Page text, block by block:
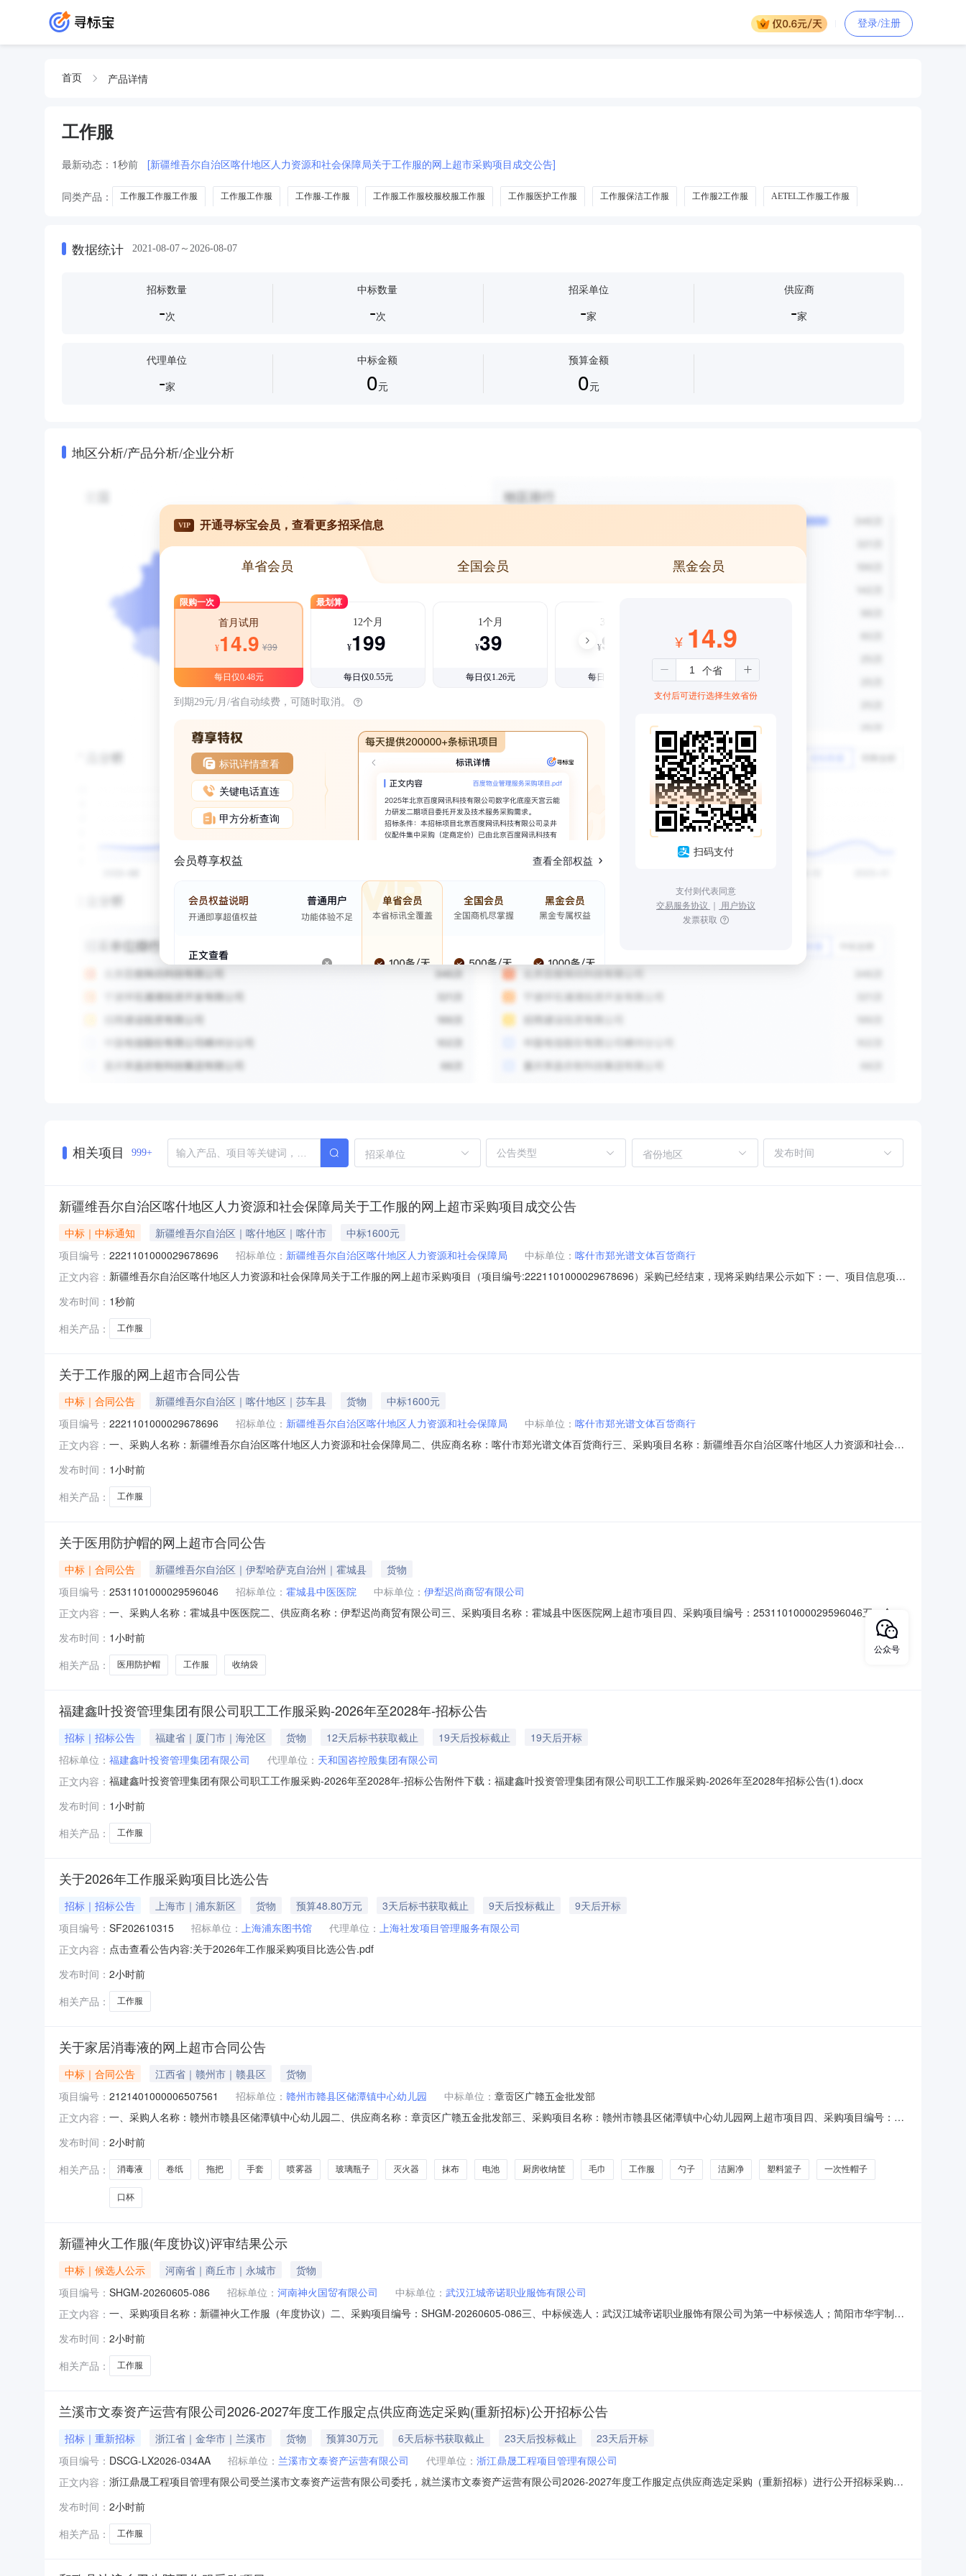
登录/注册
首页 产品详情
工作服
最新动态： 1秒前 [新疆维吾尔自治区喀什地区人力资源和社会保障局关于工作服的网上超市采购项目成交公告]
同类产品： 工作服工作服工作服 工作服工作服 工作服-工作服 工作服工作服校服校服工作服 工作服医护工作服 工作服保洁工作服 工作服2工作服 AETEL工作服工作服
数据统计 2021-08-07～2026-08-07
招标数量
-次
中标数量
-次
招采单位
-家
供应商
-家
代理单位
-家
中标金额
0元
预算金额
0元
地区分析/产品分析/企业分析
VIP 开通寻标宝会员，查看更多招采信息
单省会员 全国会员 黑金会员
限购一次
首月试用
¥14.9 ¥39
每日仅0.48元
最划算
12个月
¥199
每日仅0.55元
1个月
¥39
每日仅1.26元
3个月
¥99
每日仅1.08元
到期29元/月/省自动续费，可随时取消。
标讯详情查看
关键电话直连
甲方分析查询
会员尊享权益 查看全部权益
¥ 14.9
支付后可进行选择生效省份
扫码支付
支付则代表同意
交易服务协议 ｜ 用户协议
发票获取
相关项目 999+ 招采单位 省份地区
新疆维吾尔自治区喀什地区人力资源和社会保障局关于工作服的网上超市采购项目成交公告
中标｜中标通知 新疆维吾尔自治区｜喀什地区｜喀什市
中标1600元
项目编号： 2221101000029678696 招标单位： 新疆维吾尔自治区喀什地区人力资源和社会保障局 中标单位： 喀什市郑光谱文体百货商行
正文内容： 新疆维吾尔自治区喀什地区人力资源和社会保障局关于工作服的网上超市采购项目（项目编号:2221101000029678696）采购已经结束，现将采购结果公示如下：一、项目信息项目
话:0998-2671019采购计划文号:采购计划金额（元）:项目所在行政区划编码:653199项目所在行政区划名称:喀什地区本级报价起止时间:-二、采购单位信息采购单位
发布时间： 1秒前
相关产品：
工作服
关于工作服的网上超市合同公告
中标｜合同公告 新疆维吾尔自治区｜喀什地区｜莎车县 货物
中标1600元
项目编号： 2221101000029678696 招标单位： 新疆维吾尔自治区喀什地区人力资源和社会保障局 中标单位： 喀什市郑光谱文体百货商行
正文内容： 一、采购人名称：新疆维吾尔自治区喀什地区人力资源和社会保障局二、供应商名称：喀什市郑光谱文体百货商行三、采购项目名称：新疆维吾尔自治区喀什地区人力资源和社会保
邦ABDK001防服工作服江南安邦ABDK001套16.001001600服务要求或标的基本概况：七、其它事项：无八、联系方式1、采购人名称：新疆维吾尔自治区喀什地区
发布时间： 1小时前
相关产品：
工作服
关于医用防护帽的网上超市合同公告
中标｜合同公告 新疆维吾尔自治区｜伊犁哈萨克自治州｜霍城县
货物
项目编号： 2531101000029596046 招标单位： 霍城县中医医院 中标单位： 伊犁迟尚商贸有限公司
正文内容： 一、采购人名称：霍城县中医医院二、供应商名称：伊犁迟尚商贸有限公司三、采购项目名称：霍城县中医医院网上超市项目四、采购项目编号：2531101000029596046五、合同
编号：11N458279154202612801六、合同内容：序号标项名称规格型号单位数量单价(元)总价(元)1泰若医疗T0032医用防护帽护士帽泰若医疗/TARDMEDT0032顶134.001520102
超焰收纳袋收纳箱/盒/袋DR袋子超焰收纳袋个21700.000.56121523耐典ND-SC工作服白大褂耐典ND-SC套2.001603
发布时间： 1小时前
相关产品：
医用防护帽 工作服 收纳袋
福建鑫叶投资管理集团有限公司职工工作服采购-2026年至2028年-招标公告
招标｜招标公告 福建省｜厦门市｜海沧区 货物 12天后标书获取截止 19天后投标截止
19天后开标
招标单位： 福建鑫叶投资管理集团有限公司 代理单位： 天和国咨控股集团有限公司
正文内容： 福建鑫叶投资管理集团有限公司职工工作服采购-2026年至2028年-招标公告附件下载：福建鑫叶投资管理集团有限公司职工工作服采购-2026年至2028年招标公告(1).docx
发布时间： 1小时前
相关产品：
工作服
关于2026年工作服采购项目比选公告
招标｜招标公告 上海市｜浦东新区 货物 预算48.80万元 3天后标书获取截止 9天后投标截止
9天后开标
项目编号： SF202610315 招标单位： 上海浦东图书馆 代理单位： 上海社发项目管理服务有限公司
正文内容： 点击查看公告内容:关于2026年工作服采购项目比选公告.pdf
发布时间： 2小时前
相关产品：
工作服
关于家居消毒液的网上超市合同公告
中标｜合同公告 江西省｜赣州市｜赣县区
货物
项目编号： 2121401000006507561 招标单位： 赣州市赣县区储潭镇中心幼儿园 中标单位： 章贡区广赣五金批发部
正文内容： 一、采购人名称：赣州市赣县区储潭镇中心幼儿园二、供应商名称：章贡区广赣五金批发部三、采购项目名称：赣州市赣县区储潭镇中心幼儿园网上超市项目四、采购项目编号：
宠物除臭杀菌八四消毒水剂家居消毒液肖尔84消毒液家用漂白剂洗白色衣服0.22321.2.00.件56.007.9442.42恩丰玻璃瓶子恩丰玻璃瓶子个104.008
发布时间： 2小时前
相关产品：
消毒液 卷纸 拖把 手套 喷雾器 玻璃瓶子 灭火器 抹布 电池 厨房收纳筐 毛巾 工作服 勺子 洁厕净 塑料篮子 一次性帽子
口杯
新疆神火工作服(年度协议)评审结果公示
中标｜候选人公示 河南省｜商丘市｜永城市
货物
项目编号： SHGM-20260605-086 招标单位： 河南神火国贸有限公司 中标单位： 武汉江城帝诺职业服饰有限公司
正文内容： 一、采购项目名称：新疆神火工作服（年度协议）二、采购项目编号：SHGM-20260605-086三、中标候选人：武汉江城帝诺职业服饰有限公司为第一中标候选人；简阳市华宇制衣
发布时间： 2小时前
相关产品：
工作服
兰溪市文泰资产运营有限公司2026-2027年度工作服定点供应商选定采购(重新招标)公开招标公告
招标｜重新招标 浙江省｜金华市｜兰溪市 货物 预算30万元 6天后标书获取截止 23天后投标截止
23天后开标
项目编号： DSCG-LX2026-034AA 招标单位： 兰溪市文泰资产运营有限公司 代理单位： 浙江鼎晟工程项目管理有限公司
正文内容： 浙江鼎晟工程项目管理有限公司受兰溪市文泰资产运营有限公司委托，就兰溪市文泰资产运营有限公司2026-2027年度工作服定点供应商选定采购（重新招标）进行公开招标采购，
购内容服务期限供应商选定家数预算金额备注（一）兰溪市文泰资产运营有限公司2026-2027年度工作服定点供应商选定采购2年3家30万/年详见“招标需求”注：以上预算金额为预估
金额，最
发布时间： 2小时前
相关产品：
工作服
公众号